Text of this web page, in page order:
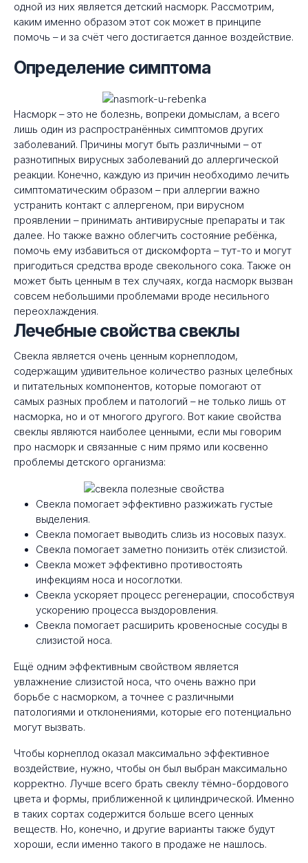
одной из них является детский насморк. Рассмотрим,
каким именно образом этот сок может в принципе
помочь – и за счёт чего достигается данное воздействие.
Определение симптома
Насморк – это не болезнь, вопреки домыслам, а всего
лишь один из распространённых симптомов других
заболеваний. Причины могут быть различными – от
разнотипных вирусных заболеваний до аллергической
реакции. Конечно, каждую из причин необходимо лечить
симптоматическим образом – при аллергии важно
устранить контакт с аллергеном, при вирусном
проявлении – принимать антивирусные препараты и так
далее. Но также важно облегчить состояние ребёнка,
помочь ему избавиться от дискомфорта – тут-то и могут
пригодиться средства вроде свекольного сока. Также он
может быть ценным в тех случаях, когда насморк вызван
совсем небольшими проблемами вроде несильного
переохлаждения.
Лечебные свойства свеклы
Свекла является очень ценным корнеплодом,
содержащим удивительное количество разных целебных
и питательных компонентов, которые помогают от
самых разных проблем и патологий – не только лишь от
насморка, но и от многого другого. Вот какие свойства
свеклы являются наиболее ценными, если мы говорим
про насморк и связанные с ним прямо или косвенно
проблемы детского организма:
Свекла помогает эффективно разжижать густые
выделения.
Свекла помогает выводить слизь из носовых пазух.
Свекла помогает заметно понизить отёк слизистой.
Свекла может эффективно противостоять
инфекциям носа и носоглотки.
Свекла ускоряет процесс регенерации, способствуя
ускорению процесса выздоровления.
Свекла помогает расширить кровеносные сосуды в
слизистой носа.
Ещё одним эффективным свойством является
увлажнение слизистой носа, что очень важно при
борьбе с насморком, а точнее с различными
патологиями и отклонениями, которые его потенциально
могут вызвать.
Чтобы корнеплод оказал максимально эффективное
воздействие, нужно, чтобы он был выбран максимально
корректно. Лучше всего брать свеклу тёмно-бордового
цвета и формы, приближенной к цилиндрической. Именно
в таких сортах содержится больше всего ценных
веществ. Но, конечно, и другие варианты также будут
хороши, если именно такого в продаже не нашлось.